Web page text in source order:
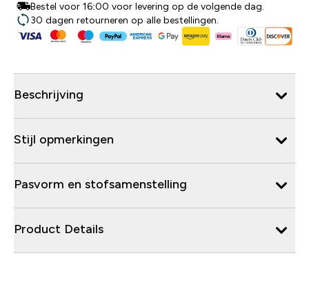
Bestel voor 16:00 voor levering op de volgende dag.
30 dagen retourneren op alle bestellingen.
Beschrijving
Stijl opmerkingen
Pasvorm en stofsamenstelling
Product Details